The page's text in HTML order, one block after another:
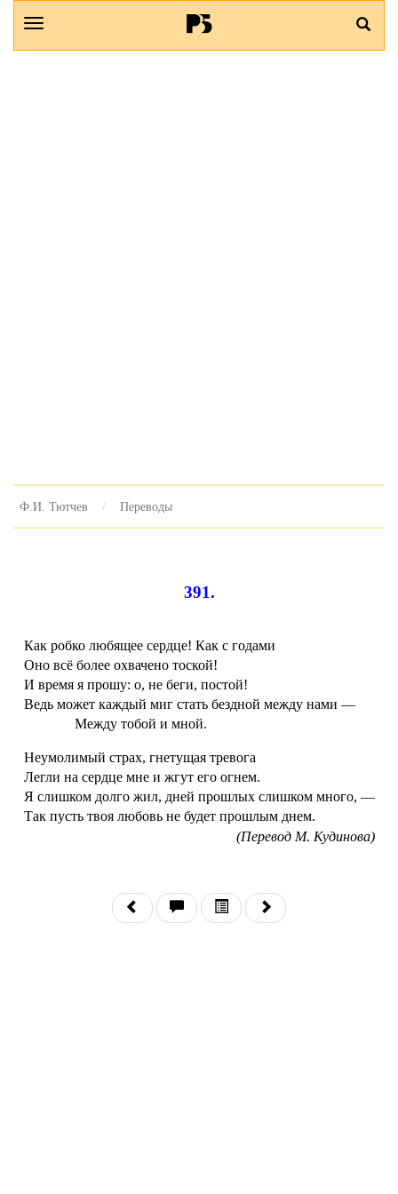
Ф.И. Тютчев Переводы
391.
Как робко любящее сердце! Как с годами
Оно всё более охвачено тоской!
И время я прошу: о, не беги, постой!
Ведь может каждый миг стать бездной между нами —
Между тобой и мной.
Неумолимый страх, гнетущая тревога
Легли на сердце мне и жгут его огнем.
Я слишком долго жил, дней прошлых слишком много, —
Так пусть твоя любовь не будет прошлым днем.
(Перевод М. Кудинова)